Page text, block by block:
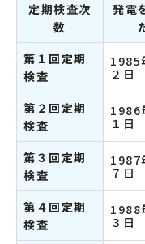
定期検査次
数
発電
第１回定期
検査
1985
２日
第２回定期
検査
1986
１日
第３回定期
検査
1987
７日
第４回定期
検査
1988
３日